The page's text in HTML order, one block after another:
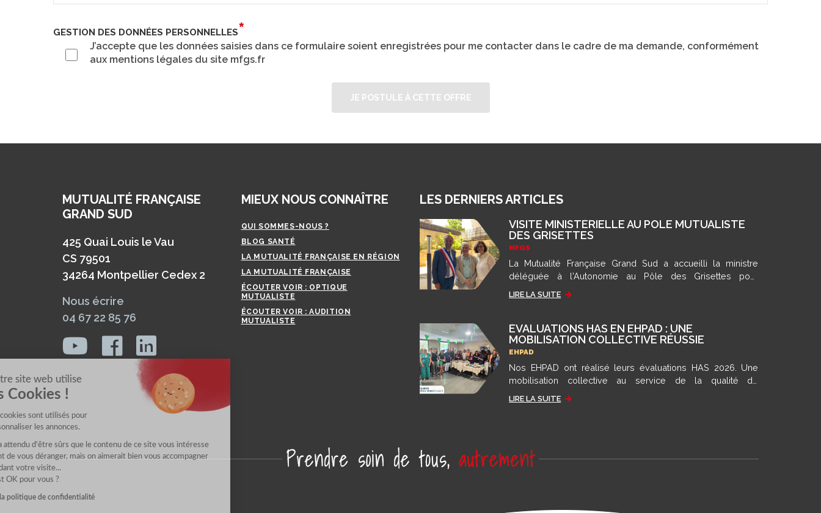
Notre site web utilise
les Cookies !
Les cookies sont utilisés pour
personnaliser les annonces.
On a attendu d'être sûrs que le contenu de ce site vous intéresse
avant de vous déranger, mais on aimerait bien vous accompagner
pendant votre visite...
C'est OK pour vous ?
Lire la politique de confidentialité
GESTION DES DONNÉES PERSONNELLES
J’accepte que les données saisies dans ce formulaire soient enregistrées pour me contacter dans le cadre de ma demande, conformément
aux mentions légales du site mfgs.fr
MUTUALITÉ FRANÇAISE
GRAND SUD
425 Quai Louis le Vau
CS 79501
34264 Montpellier Cedex 2
Nous écrire
04 67 22 85 76
MIEUX NOUS CONNAÎTRE
QUI SOMMES-NOUS ?
BLOG SANTÉ
LA MUTUALITÉ FRANÇAISE EN RÉGION
LA MUTUALITÉ FRANÇAISE
ÉCOUTER VOIR : OPTIQUE
MUTUALISTE
ÉCOUTER VOIR : AUDITION
MUTUALISTE
LES DERNIERS ARTICLES
VISITE MINISTÉRIELLE AU PÔLE MUTUALISTE
DES GRISETTES
MFGS
La Mutualité Française Grand Sud a accueilli la ministre
déléguée à l'Autonomie au Pôle des Grisettes pour
LIRE LA SUITE
ÉVALUATIONS HAS EN EHPAD : UNE
MOBILISATION COLLECTIVE RÉUSSIE
EHPAD
Nos EHPAD ont réalisé leurs évaluations HAS 2026. Une
mobilisation collective au service de la qualité de
LIRE LA SUITE